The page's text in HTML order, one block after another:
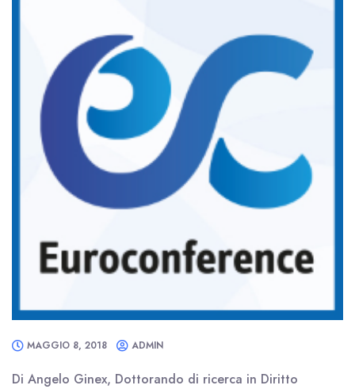
MAGGIO 8, 2018 ADMIN
Di Angelo Ginex, Dottorando di ricerca in Diritto